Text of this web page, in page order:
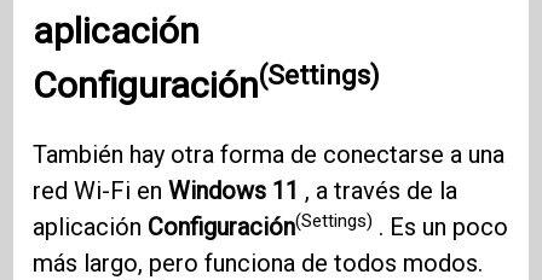
aplicación
Configuración(Settings)
También hay otra forma de conectarse a una
red Wi-Fi enWindows 11 , a través de la
aplicación Configuración(Settings) . Es un poco
más largo, pero funciona de todos modos.